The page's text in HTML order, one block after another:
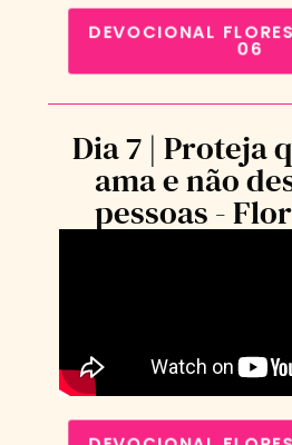
DEVOCIONAL
06
Dia 7 | Proteja
ama e não
pessoas -